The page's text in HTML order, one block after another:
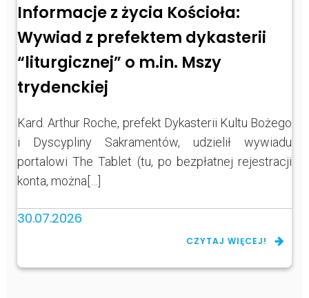
Informacje z życia Kościoła:
Wywiad z prefektem dykasterii
“liturgicznej” o m.in. Mszy
trydenckiej
Kard. Arthur Roche, prefekt Dykasterii Kultu Bożego
i Dyscypliny Sakramentów, udzielił wywiadu
portalowi The Tablet (tu, po bezpłatnej rejestracji
konta, można[…]
30.07.2026
CZYTAJ WIĘCEJ!